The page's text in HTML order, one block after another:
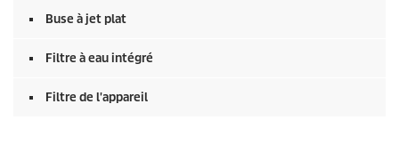
Buse à jet plat
Filtre à eau intégré
Filtre de l'appareil